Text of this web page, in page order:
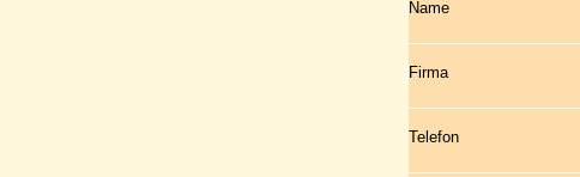
Name
Firma
Telefon